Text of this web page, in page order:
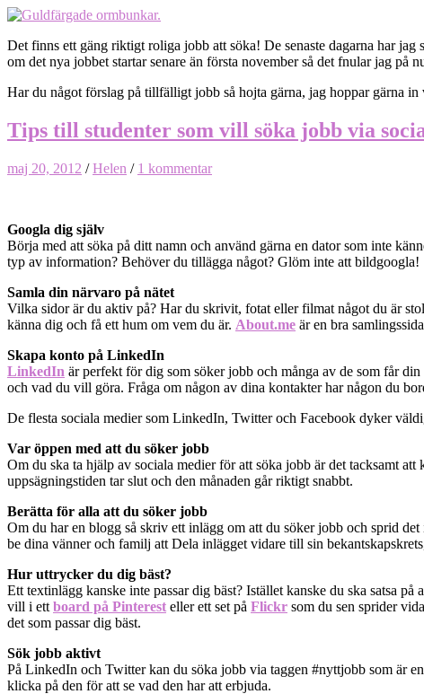
Det finns ett gäng riktigt roliga jobb att söka! De senaste dagarna har
om det nya jobbet startar senare än första november så det fnular jag på
Har du något förslag på tillfälligt jobb så hojta gärna, jag hoppar gärna in
Tips till studenter som vill söka jobb via
maj 20, 2012 /Helen / 1 kommentar
Googla dig själv
Börja med att söka på ditt namn och använd gärna en dator som inte
typ av information? Behöver du tillägga något? Glöm inte att bildgoogla!
Samla din närvaro på nätet
Vilka sidor är du aktiv på? Har du skrivit, fotat eller filmat något du är
känna dig och få ett hum om vem du är. About.me är en bra
Skapa konto på LinkedIn
LinkedIn är perfekt för dig som söker jobb och många av de som får
och vad du vill göra. Fråga om någon av dina kontakter har någon du
De flesta sociala medier som LinkedIn, Twitter och Facebook dyker
Var öppen med att du söker jobb
Om du ska ta hjälp av sociala medier för att söka jobb är det tacksamt
uppsägningstiden tar slut och den månaden går riktigt snabbt.
Berätta för alla att du söker jobb
Om du har en blogg så skriv ett inlägg om att du söker jobb och sprid
be dina vänner och familj att Dela inlägget vidare till sin
Hur uttrycker du dig bäst?
Ett textinlägg kanske inte passar dig bäst? Istället kanske du ska satsa på
vill i ett board på Pinterest eller ett set på Flickr som du sen sprider
det som passar dig bäst.
Sök jobb aktivt
På LinkedIn och Twitter kan du söka jobb via taggen #nyttjobb som är
klicka på den för att se vad den har att erbjuda.